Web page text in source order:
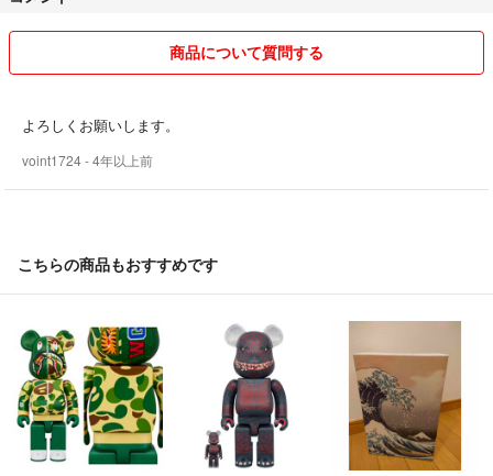
商品について質問する
よろしくお願いします。
voint1724- 4年以上前
こちらの商品もおすすめです